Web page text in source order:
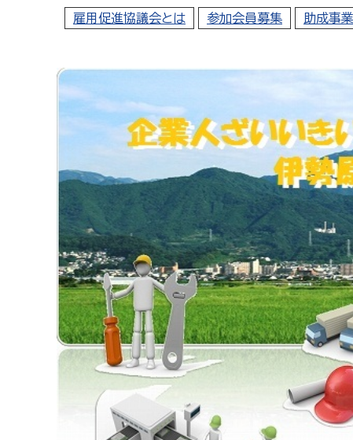
雇用促進協議会とは 参加会員募集 助成事